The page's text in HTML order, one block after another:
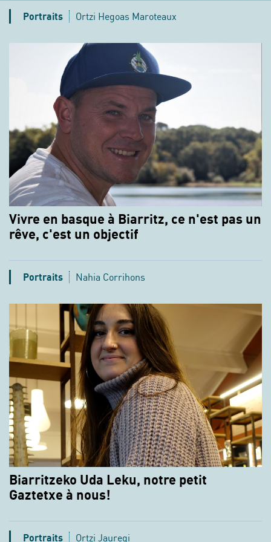
Portraits Ortzi Hegoas Maroteaux
Vivre en basque à Biarritz, ce n'est pas un
rêve, c'est un objectif
Portraits Nahia Corrihons
Biarritzeko Uda Leku, notre petit
Gaztetxe à nous!
Portraits Ortzi Jauregi